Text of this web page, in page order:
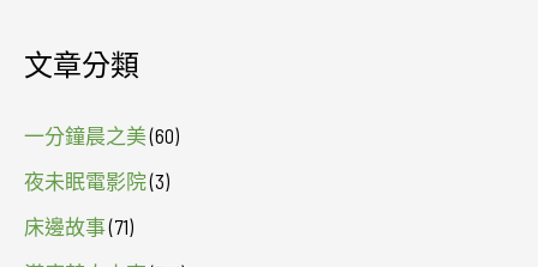
文章分類
一分鐘晨之美(60)
夜未眠電影院(3)
床邊故事(71)